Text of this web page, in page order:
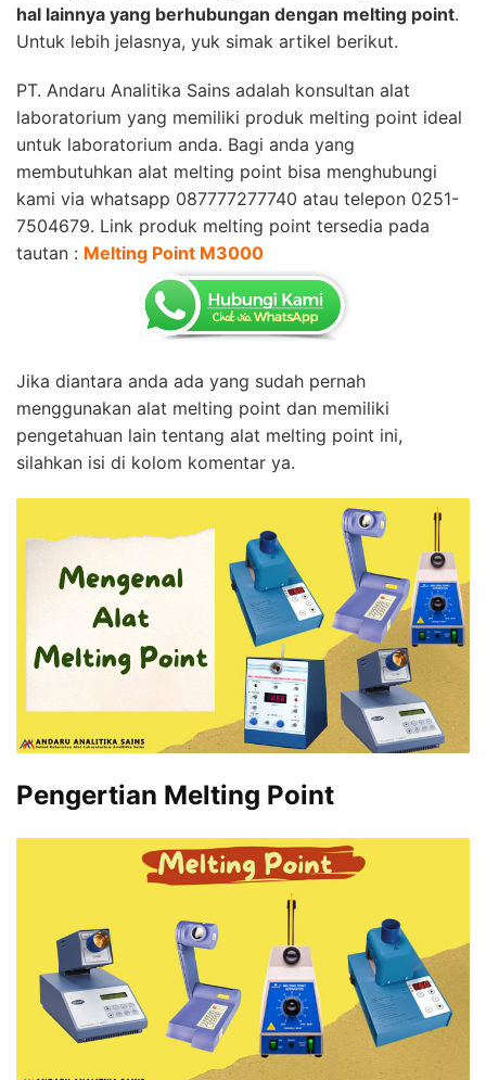
hal lainnya yang berhubungan dengan melting point.
Untuk lebih jelasnya, yuk simak artikel berikut.
PT. Andaru Analitika Sains adalah konsultan alat
laboratorium yang memiliki produk melting point ideal
untuk laboratorium anda. Bagi anda yang
membutuhkan alat melting point bisa menghubungi
kami via whatsapp 087777277740 atau telepon 0251-
7504679. Link produk melting point tersedia pada
tautan : Melting Point M3000
Jika diantara anda ada yang sudah pernah
menggunakan alat melting point dan memiliki
pengetahuan lain tentang alat melting point ini,
silahkan isi di kolom komentar ya.
Pengertian Melting Point